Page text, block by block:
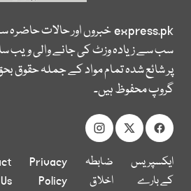
express.pkخبروں اور حالات
سب سے زیادہ وزٹ کی جانے والی
پر شائع شدہ تمام مواد کے جملہ حقوق
گروپ محفوظ ہیں۔
ایکسپریس
کے بارے
ضابطہ
اخلاق
Privacy
Policy
Us